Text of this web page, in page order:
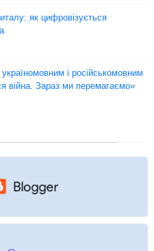
як цифровізується
і російськомовним
війна. Зараз ми перемагаємо»